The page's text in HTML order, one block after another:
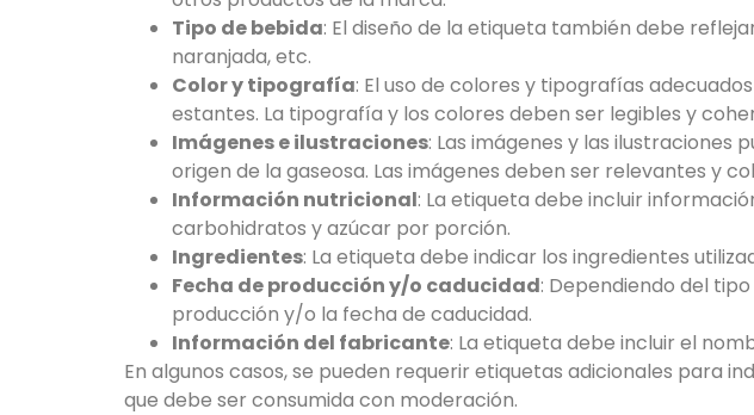
Tipo de bebida: El diseño de la etiqueta también debe
naranjada, etc.
Color y tipografía: El uso de colores y tipografías
estantes. La tipografía y los colores deben ser legibles y
Imágenes e ilustraciones: Las imágenes y las ilustraciones
origen de la gaseosa. Las imágenes deben ser relevantes y
Información nutricional: La etiqueta debe incluir
carbohidratos y azúcar por porción.
Ingredientes: La etiqueta debe indicar los ingredientes
Fecha de producción y/o caducidad: Dependiendo del
producción y/o la fecha de caducidad.
Información del fabricante: La etiqueta debe incluir el
En algunos casos, se pueden requerir etiquetas adicionales para
que debe ser consumida con moderación.